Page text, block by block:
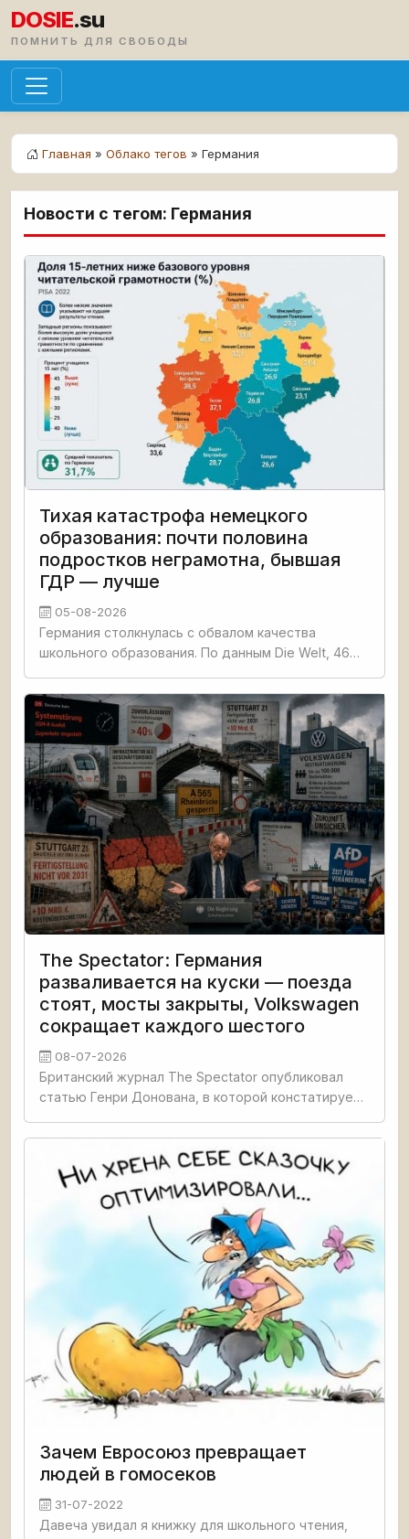
DOSIE.su
ПОМНИТЬ ДЛЯ СВОБОДЫ
Главная » Облако тегов » Германия
Новости с тегом: Германия
Тихая катастрофа немецкого
образования: почти половина
подростков неграмотна, бывшая
ГДР — лучше
05-08-2026
Германия столкнулась с обвалом качества
школьного образования. По данным Die Welt, 46%
чтения, счёта и письма. Четверть
четвероклассников демонстрируют
The Spectator: Германия
разваливается на куски — поезда
стоят, мосты закрыты, Volkswagen
сокращает каждого шестого
08-07-2026
Британский журнал The Spectator опубликовал
статью Генри Донована, в которой констатирует
остановились поезда из-за сбоя радиосистемы,
закрыты критически важные
Зачем Евросоюз превращает
людей в гомосеков
31-07-2022
Давеча увидал я книжку для школьного чтения,